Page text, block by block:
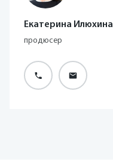
Екатерина Илюхина
продюсер